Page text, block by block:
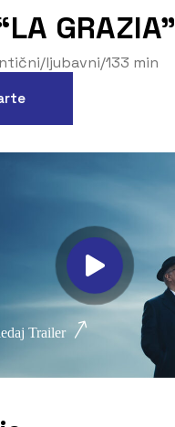
GRAZIA”
ljubavni/133 min
Trailer